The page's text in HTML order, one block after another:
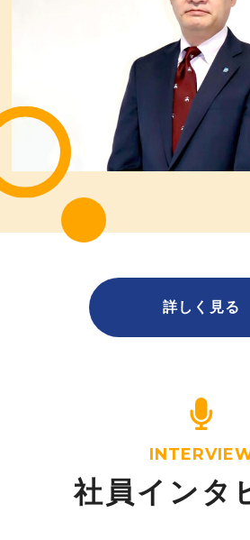
詳しく見る
社員インタ